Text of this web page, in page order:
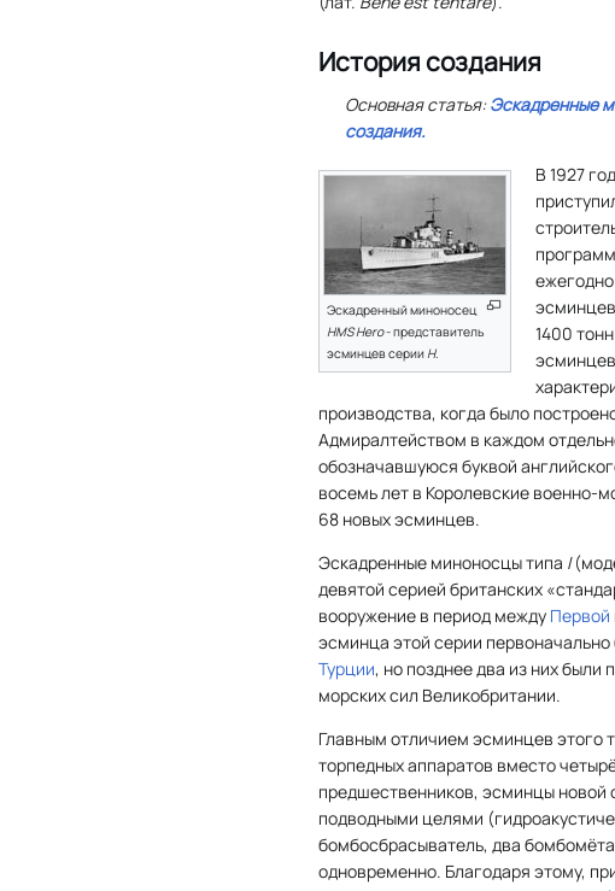
История создания
Основная статья:Эскадренные
создания.
Эскадренный миноносец
HMS Hero- представитель
эсминцев серииН.
В 1927
1400
производства, когда было
Адмиралтейством в каждом
обозначавшуюся буквой
восемь лет в Королевские военно-
68 новых эсминцев.
Эскадренные миноносцы типа I
девятой серией британских
вооружение в период между Первой
эсминца этой серии первоначально
Турции, но позднее два из них были
морских сил Великобритании.
Главным отличием эсминцев этого
торпедных аппаратов вместо
предшественников, эсминцы новой
подводными целями
бомбосбрасыватель, два
одновременно. Благодаря этому,